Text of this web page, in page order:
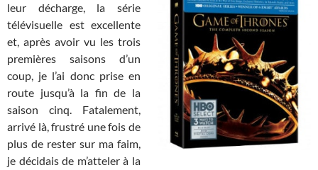
leur décharge, la série
télévisuelle est excellente
et, après avoir vu les trois
premières saisons d’un
coup, je l’ai donc prise en
route jusqu’à la fin de la
saison cinq. Fatalement,
arrivé là, frustré une fois de
plus de rester sur ma faim,
je décidais de m’atteler à la